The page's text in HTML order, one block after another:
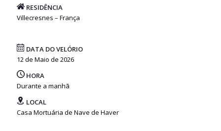
RESIDÊNCIA
Villecresnes – França
DATA DO VELÓRIO
12 de Maio de 2026
HORA
Durante a manhã
LOCAL
Casa Mortuária de Nave de Haver